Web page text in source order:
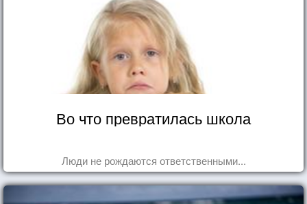
Во что превратилась школа
Люди не рождаются ответственными...